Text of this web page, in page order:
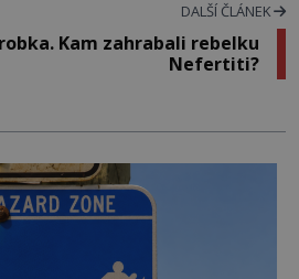
DALŠÍ ČLÁNEK
Kam zahrabali rebelku
Nefertiti?